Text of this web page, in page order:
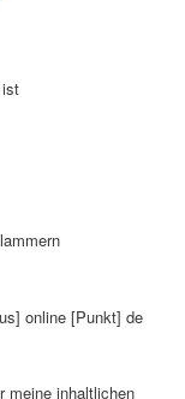
online [Punkt] de
meine inhaltlichen